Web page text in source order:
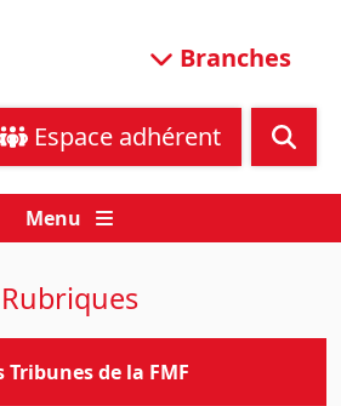
Branches
Espace adhérent
Menu
Rubriques
Tribunes de la FMF